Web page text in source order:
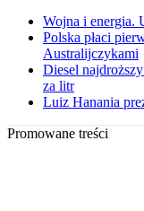
Wojna i energia.
Polska płaci
Australijczykami
Diesel
za litr
Luiz Hanania
Promowane treści